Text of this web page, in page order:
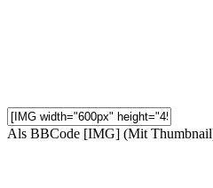
Als BBCode [IMG] (Mit